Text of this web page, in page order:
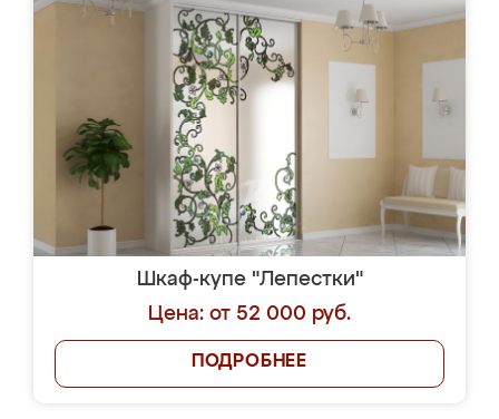
Шкаф-купе "Лепестки"
Цена: от 52 000 руб.
ПОДРОБНЕЕ